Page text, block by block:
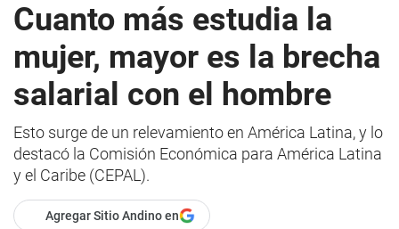
Cuanto más estudia la
mujer, mayor es la brecha
salarial con el hombre
Esto surge de un relevamiento en América Latina, y lo
destacó la Comisión Económica para América Latina
y el Caribe (CEPAL).
Agregar Sitio Andino en